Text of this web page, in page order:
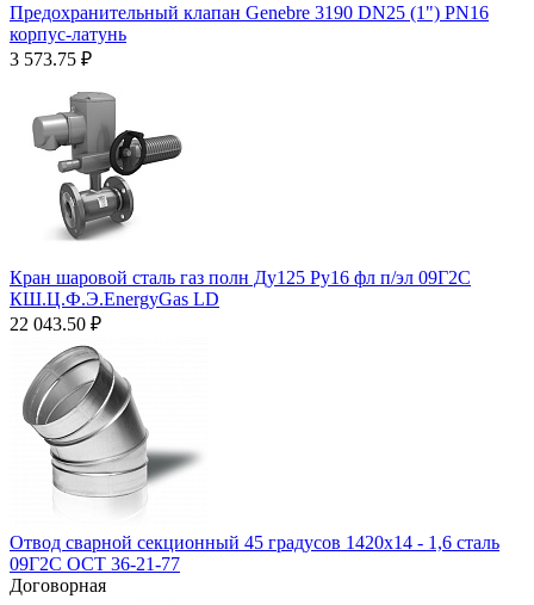
Предохранительный клапан Genebre 3190 DN25 (1") PN16
корпус-латунь
3 573.75 ₽
Кран шаровой сталь газ полн Ду125 Ру16 фл п/эл 09Г2С
КШ.Ц.Ф.Э.EnergyGas LD
22 043.50 ₽
Отвод сварной секционный 45 градусов 1420х14 - 1,6 сталь
09Г2С ОСТ 36-21-77
Договорная